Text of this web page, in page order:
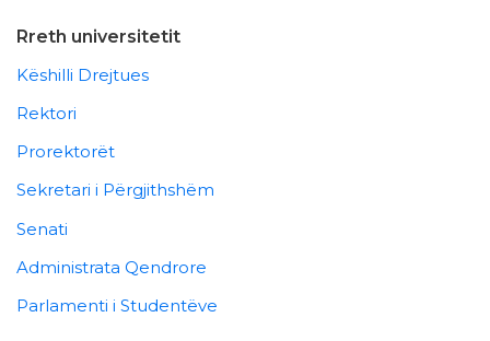
Rreth universitetit
Këshilli Drejtues
Rektori
Prorektorët
Sekretari i Përgjithshëm
Senati
Administrata Qendrore
Parlamenti i Studentëve